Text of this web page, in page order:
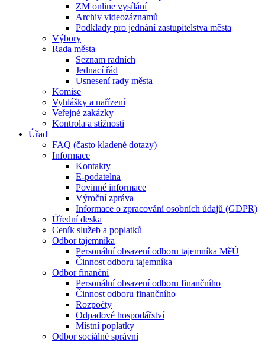
ZM online vysílání
Archiv videozáznamů
Podklady pro jednání zastupitelstva města
Výbory
Rada města
Seznam radních
Jednací řád
Usnesení rady města
Komise
Vyhlášky a nařízení
Veřejné zakázky
Kontrola a stížnosti
Úřad
FAQ (často kladené dotazy)
Informace
Kontakty
E-podatelna
Povinné informace
Výroční zpráva
Informace o zpracování osobních údajů (GDPR)
Úřední deska
Ceník služeb a poplatků
Odbor tajemníka
Personální obsazení odboru tajemníka MěÚ
Činnost odboru tajemníka
Odbor finanční
Personální obsazení odboru finančního
Činnost odboru finančního
Rozpočty
Odpadové hospodářství
Místní poplatky
Odbor sociálně správní